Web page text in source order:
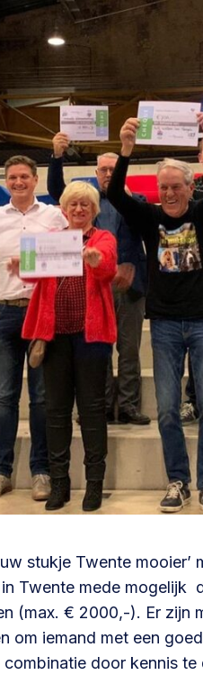
politiek
opnemen via telefoon
231
stukje Twente mooier’
Twente mede mogelijk
(max. € 2000,-). Er zijn
om iemand met een
door kennis